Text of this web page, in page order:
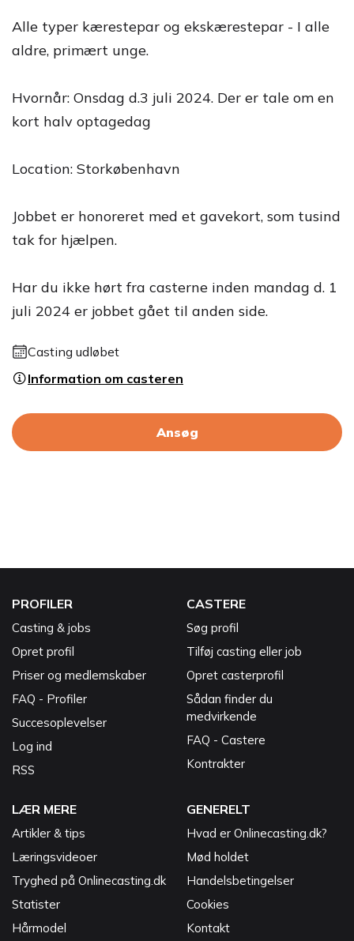
Alle typer kærestepar og ekskærestepar - I alle
aldre, primært unge.
Hvornår: Onsdag d.3 juli 2024. Der er tale om en
kort halv optagedag
Location: Storkøbenhavn
Jobbet er honoreret med et gavekort, som tusind
tak for hjælpen.
Har du ikke hørt fra casterne inden mandag d. 1
juli 2024 er jobbet gået til anden side.
Casting udløbet
Information om casteren
Ansøg
PROFILER
Casting & jobs
Opret profil
Priser og medlemskaber
FAQ - Profiler
Succesoplevelser
Log ind
RSS
CASTERE
Søg profil
Tilføj casting eller job
Opret casterprofil
Sådan finder du
medvirkende
FAQ - Castere
Kontrakter
LÆR MERE
Artikler & tips
Læringsvideoer
Tryghed på Onlinecasting.dk
Statister
Hårmodel
GENERELT
Hvad er Onlinecasting.dk?
Mød holdet
Handelsbetingelser
Cookies
Kontakt